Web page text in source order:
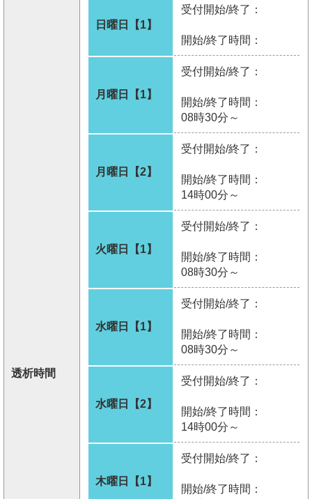
透析時間
日曜日【1】
受付開始/終了：
開始/終了時間：
月曜日【1】
受付開始/終了：
開始/終了時間：
08時30分～
月曜日【2】
受付開始/終了：
開始/終了時間：
14時00分～
火曜日【1】
受付開始/終了：
開始/終了時間：
08時30分～
水曜日【1】
受付開始/終了：
開始/終了時間：
08時30分～
水曜日【2】
受付開始/終了：
開始/終了時間：
14時00分～
木曜日【1】
受付開始/終了：
開始/終了時間：